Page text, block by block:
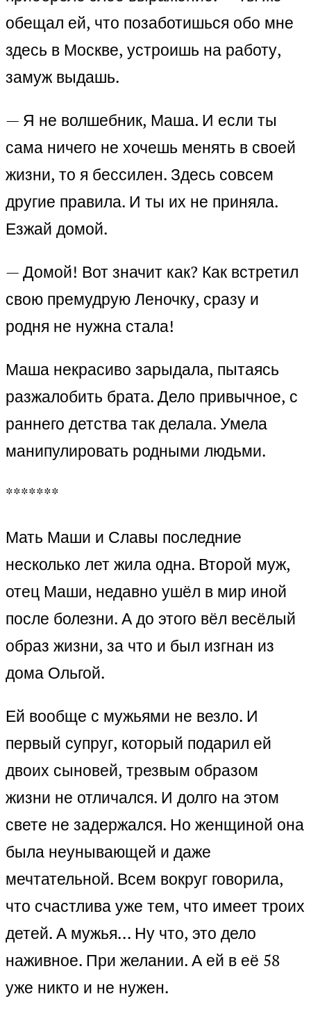
обещал ей, что позаботишься обо мне
здесь в Москве, устроишь на работу,
замуж выдашь.
— Я не волшебник, Маша. И если ты
сама ничего не хочешь менять в своей
жизни, то я бессилен. Здесь совсем
другие правила. И ты их не приняла.
Езжай домой.
— Домой! Вот значит как? Как встретил
свою премудрую Леночку, сразу и
родня не нужна стала!
Маша некрасиво зарыдала, пытаясь
разжалобить брата. Дело привычное, с
раннего детства так делала. Умела
манипулировать родными людьми.
*******
Мать Маши и Славы последние
несколько лет жила одна. Второй муж,
отец Маши, недавно ушёл в мир иной
после болезни. А до этого вёл весёлый
образ жизни, за что и был изгнан из
дома Ольгой.
Ей вообще с мужьями не везло. И
первый супруг, который подарил ей
двоих сыновей, трезвым образом
жизни не отличался. И долго на этом
свете не задержался. Но женщиной она
была неунывающей и даже
мечтательной. Всем вокруг говорила,
что счастлива уже тем, что имеет троих
детей. А мужья… Ну что, это дело
наживное. При желании. А ей в её 58
уже никто и не нужен.